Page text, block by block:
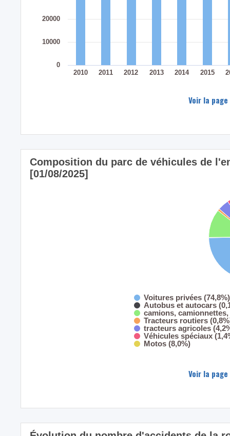
2010 2011 2012 2013 2014 2015
0
10000
20000
Voir la
Composition du parc de véhicules de
[01/08/2025]
Voitures privées (74,8%)
Autobus et autocars
camions,
Tracteurs routiers
tracteurs agricoles
Véhicules spéciaux
Motos (8,0%)
Voir la